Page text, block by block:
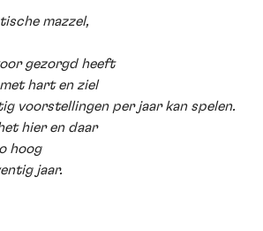
mazzel,
gezorgd heeft
hart en ziel
voorstellingen per jaar kan spelen.
hier en daar
hoog
jaar.